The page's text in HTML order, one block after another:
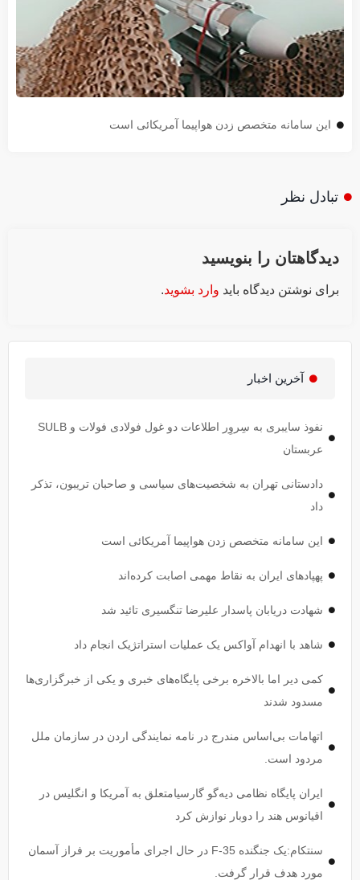
این سامانه متخصص زدن هواپیما آمریکائی است
تبادل نظر
دیدگاهتان را بنویسید
برای نوشتن دیدگاه باید وارد بشوید.
آخرین اخبار
نفوذ سایبری به سِروِر اطلاعات دو غول فولادی فولات و SULB
عربستان
دادستانی تهران به شخصیت‌های سیاسی و صاحبان تریبون، تذکر
داد
این سامانه متخصص زدن هواپیما آمریکائی است
پهپاد‌های ایران به نقاط مهمی اصابت کرده‌اند
شهادت دریابان پاسدار علیرضا تنگسیری تائید شد
شاهد با انهدام آواکس یک عملیات استراتژیک انجام داد
کمی دیر اما بالاخره برخی پایگاه‌های خبری و یکی از خبرگزاری‌ها
مسدود شدند
اتهامات بی‌اساس مندرج در نامه نمایندگی اردن در سازمان ملل
مردود است.
ایران پایگاه نظامی دیه‌گو گارسیامتعلق به آمریکا و انگلیس در
اقیانوس هند را دوبار نوازش کرد
سنتکام:یک جنگنده F-35 در حال اجرای مأموریت بر فراز آسمان
مورد هدف قرار گرفت.